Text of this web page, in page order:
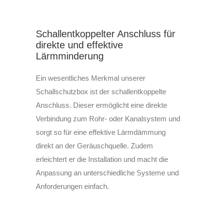
Schallentkoppelter Anschluss für
direkte und effektive
Lärmminderung
Ein wesentliches Merkmal unserer
Schallschutzbox ist der schallentkoppelte
Anschluss. Dieser ermöglicht eine direkte
Verbindung zum Rohr- oder Kanalsystem und
sorgt so für eine effektive Lärmdämmung
direkt an der Geräuschquelle. Zudem
erleichtert er die Installation und macht die
Anpassung an unterschiedliche Systeme und
Anforderungen einfach.